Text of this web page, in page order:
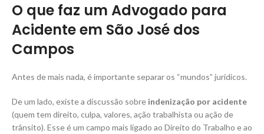
O que faz um Advogado para
Acidente em São José dos
Campos
Antes de mais nada, é importante separar os “mundos” jurídicos.
De um lado, existe a discussão sobre indenização por acidente
(quem tem direito, culpa, valores, ação trabalhista ou ação de
trânsito). Esse é um campo mais ligado ao Direito do Trabalho e ao